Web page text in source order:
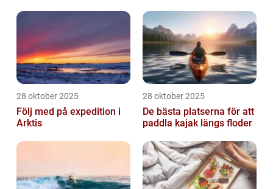
28 oktober 2025
Följ med på expedition i
Arktis
28 oktober 2025
De bästa platserna för att
paddla kajak längs floder